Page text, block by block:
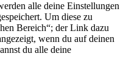
alle deine Einstellungen
Um diese zu
Bereich“; der Link dazu
wenn du auf deinen
du alle deine